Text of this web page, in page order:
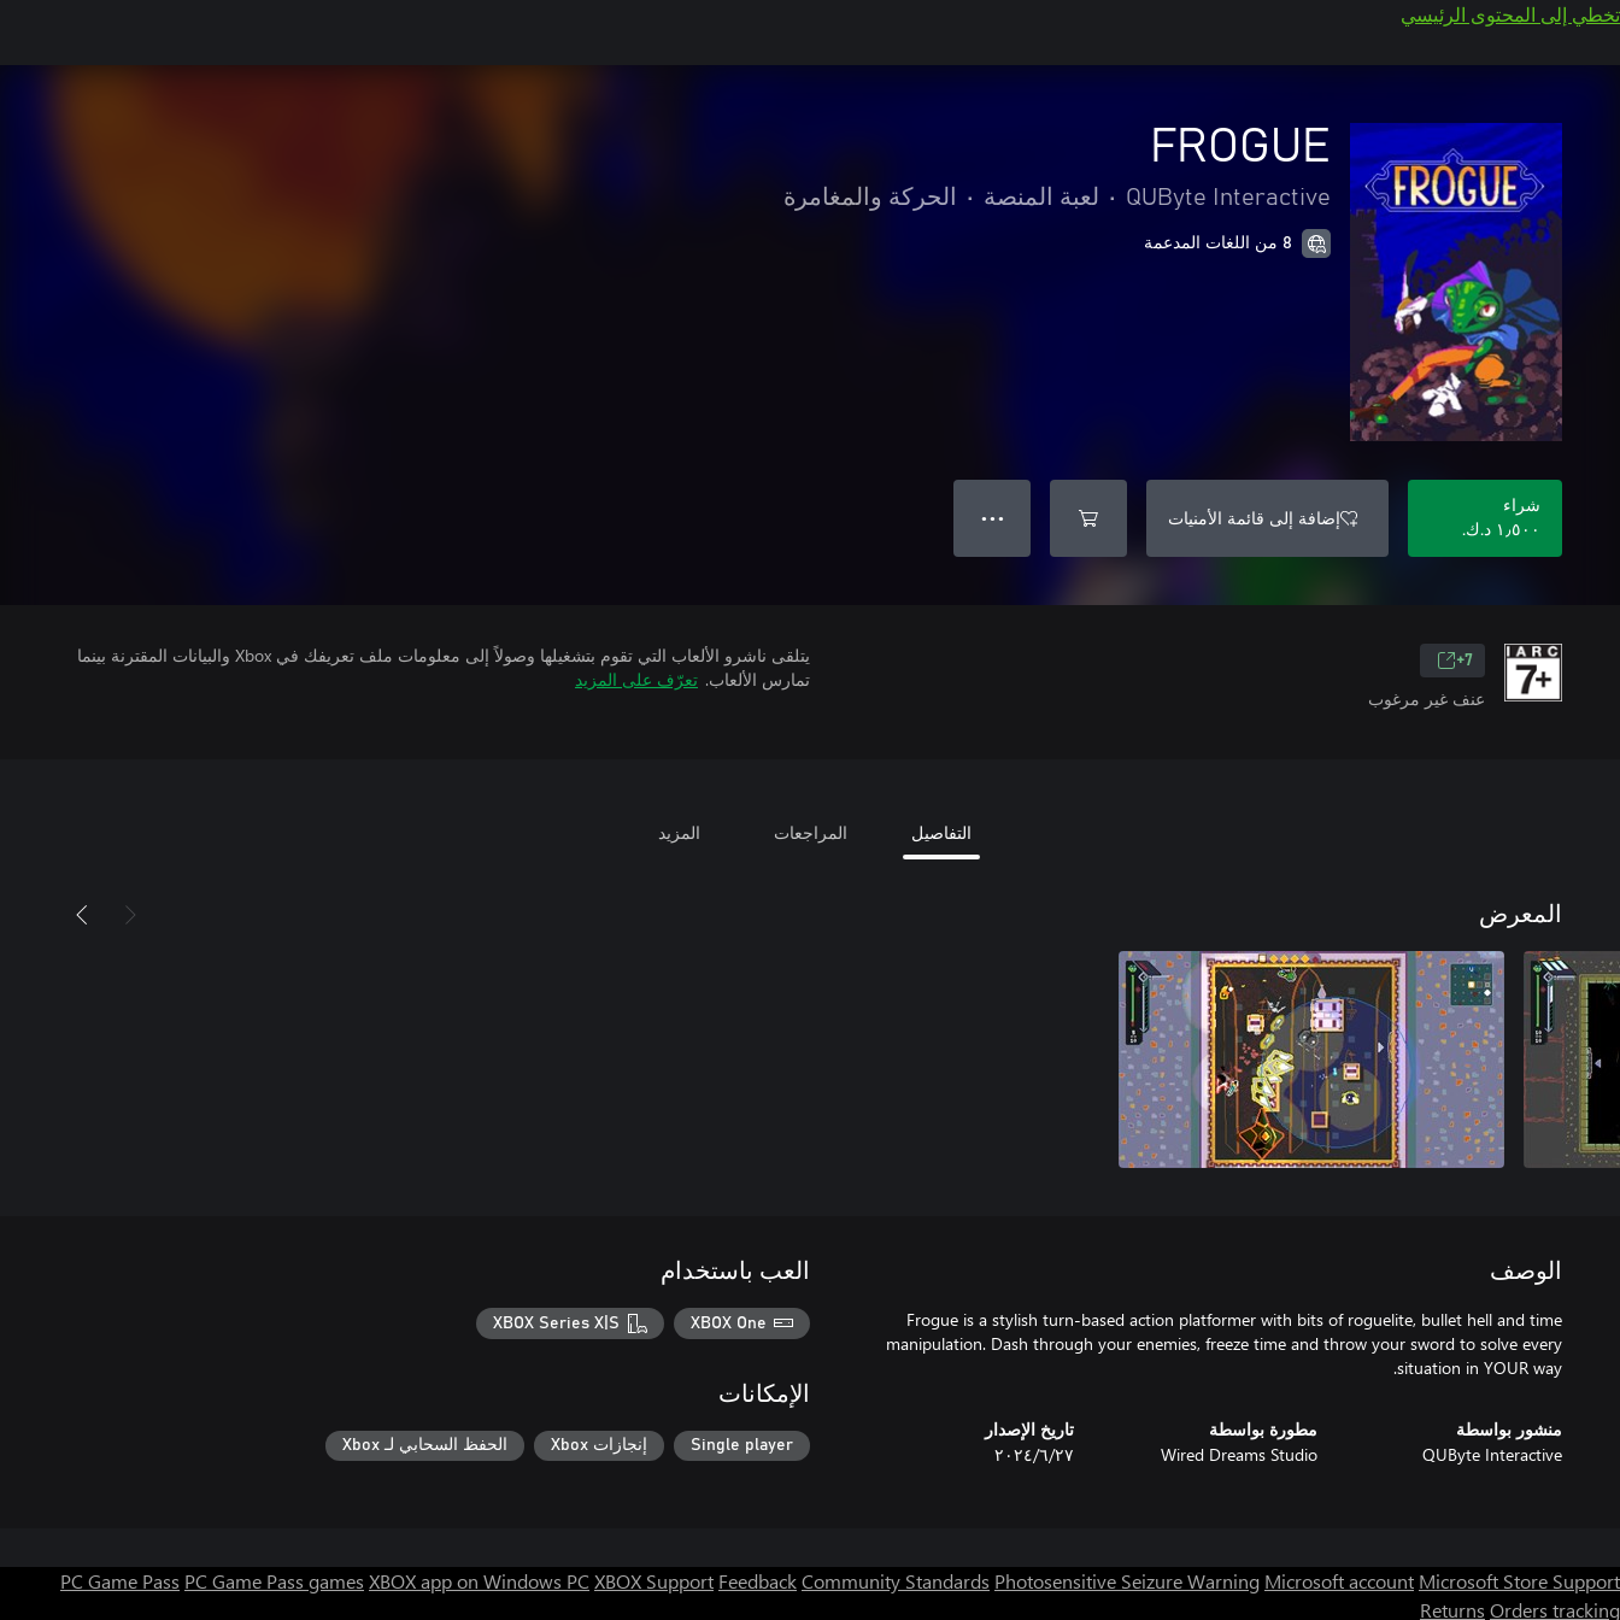
تخطي إلى المحتوى الرئيسي
FROGUE
QUByte Interactive
• لعبة المنصة • الحركة والمغامرة
8 من اللغات المدعمة
شراء
١٫٥٠٠ د.ك.‏
إضافة إلى قائمة الأمنيات ● ● ●
7+
عنف غير مرغوب
يتلقى ناشرو الألعاب التي تقوم بتشغيلها وصولاً إلى معلومات ملف تعريفك في Xbox والبيانات المقترنة بينما
تمارس الألعاب. تعرّف على المزيد
التفاصيل المراجعات المزيد
المعرض
الوصف
Frogue is a stylish turn-based action platformer with bits of roguelite, bullet hell and time
manipulation. Dash through your enemies, freeze time and throw your sword to solve every
situation in YOUR way.
منشور بواسطة
QUByte Interactive
مطورة بواسطة
Wired Dreams Studio
تاريخ الإصدار
٢٧‏/٦‏/٢٠٢٤
العب باستخدام
XBOX One
XBOX Series X|S
الإمكانات
Single player إنجازات Xbox الحفظ السحابي لـ Xbox
PC Game Pass PC Game Pass games XBOX app on Windows PC XBOX Support FeedbackCommunity Standards Photosensitive Seizure Warning Microsoft account Microsoft Store Support
Returns Orders tracking